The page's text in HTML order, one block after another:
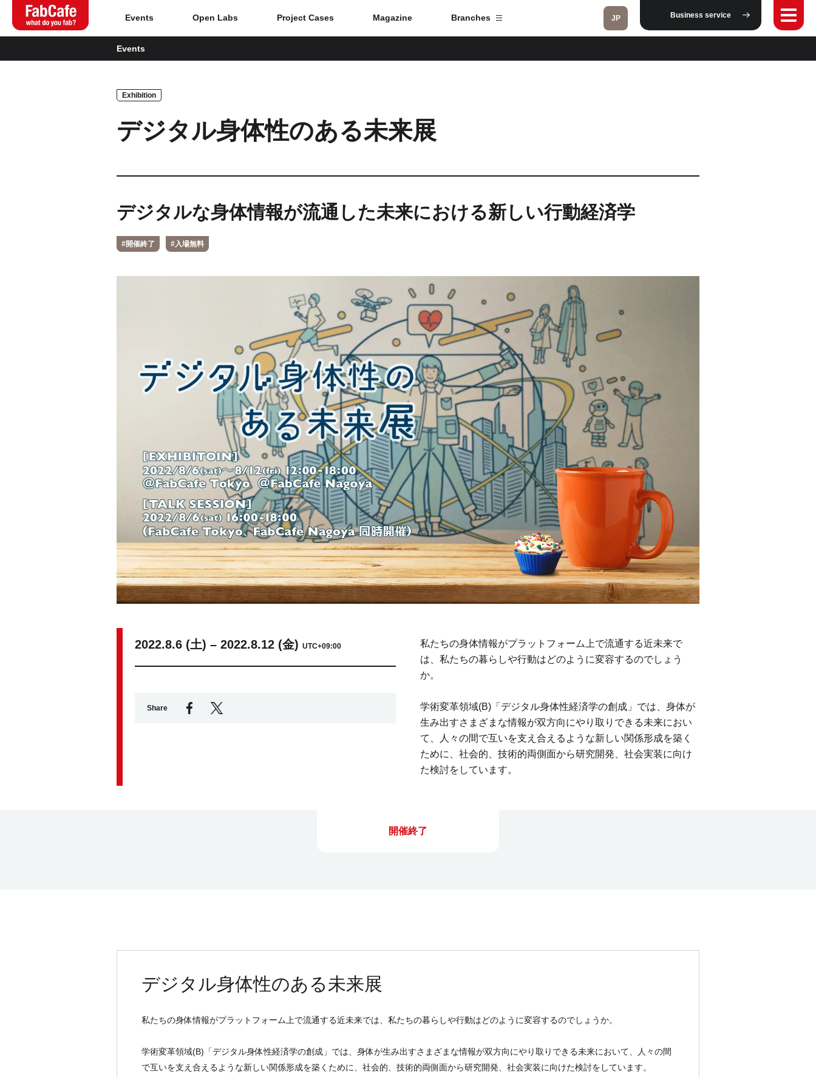
Global
Home
About
Magazine
Open Labs
Project Cases
Branch List
Fuji
Kyoto
Hida
Chiba
Strasbourg
Bangkok
Mexico City
Events Open Labs Project Cases Magazine Branches JP Business service
Events
Exhibition
デジタル身体性のある未来展
デジタルな身体情報が流通した未来における新しい行動経済学
#開催終了 #入場無料
私たちの身体情報がプラットフォーム上で流通する近未来で
は、私たちの暮らしや行動はどのように変容するのでしょう
か。
学術変革領域(B)「デジタル身体性経済学の創成」では、身体が
生み出すさまざまな情報が双方向にやり取りできる未来におい
て、人々の間で互いを支え合えるような新しい関係形成を築く
ために、社会的、技術的両側面から研究開発、社会実装に向け
た検討をしています。
2022.8.6 (土) – 2022.8.12 (金) UTC+09:00
Share
開催終了
デジタル身体性のある未来展
私たちの身体情報がプラットフォーム上で流通する近未来では、私たちの暮らしや行動はどのように変容するのでしょうか。
学術変革領域(B)「デジタル身体性経済学の創成」では、身体が生み出すさまざまな情報が双方向にやり取りできる未来において、人々の間
で互いを支え合えるような新しい関係形成を築くために、社会的、技術的両側面から研究開発、社会実装に向けた検討をしています。